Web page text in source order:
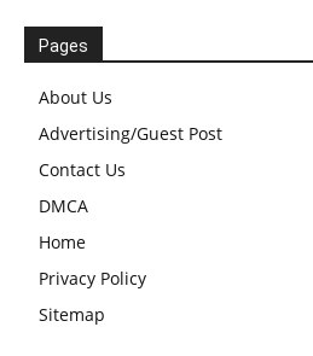
Pages
About Us
Advertising/Guest Post
Contact Us
DMCA
Home
Privacy Policy
Sitemap